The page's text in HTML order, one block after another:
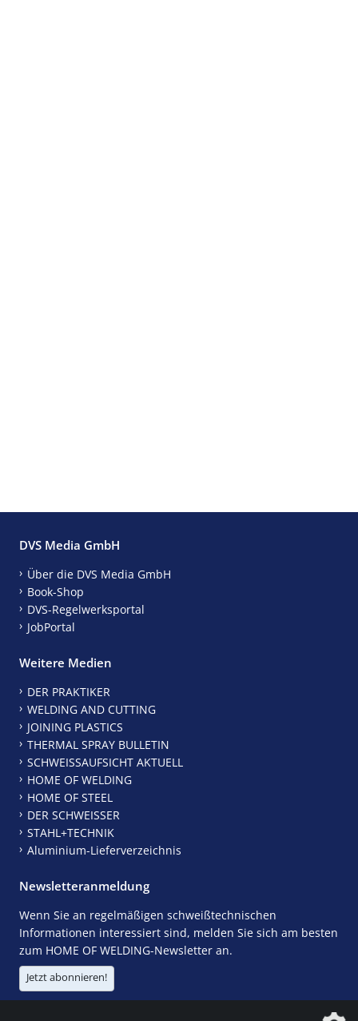
DVS Media GmbH
Über die DVS Media GmbH
Book-Shop
DVS-Regelwerksportal
JobPortal
Weitere Medien
DER PRAKTIKER
WELDING AND CUTTING
JOINING PLASTICS
THERMAL SPRAY BULLETIN
SCHWEISSAUFSICHT AKTUELL
HOME OF WELDING
HOME OF STEEL
DER SCHWEISSER
STAHL+TECHNIK
Aluminium-Lieferverzeichnis
Newsletteranmeldung
Wenn Sie an regelmäßigen schweißtechnischen
Informationen interessiert sind, melden Sie sich am besten
zum HOME OF WELDING-Newsletter an.
Jetzt abonnieren!